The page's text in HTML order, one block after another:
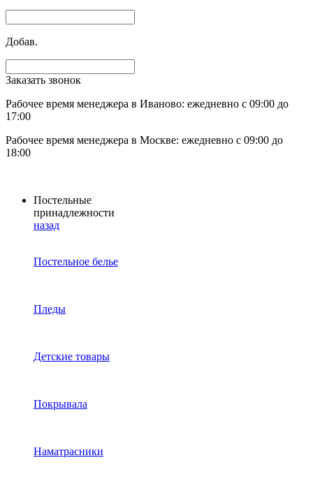
Добав.
Заказать звонок
Рабочее время менеджера в Иваново: ежедневно с 09:00 до
17:00
Рабочее время менеджера в Москве: ежедневно с 09:00 до
18:00
Постельные
принадлежности
назад
Постельное белье
Пледы
Детские товары
Покрывала
Наматрасники